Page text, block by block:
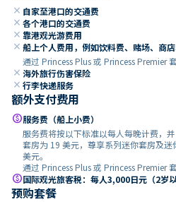
close 自家至港口的交通费
close 各个港口的交通费
close 靠港观光游费用
close 船上个人费用，例如饮料费、赌场、商
通过 Princess Plus 或 Princess Premier
close 海外旅行伤害保险
close 行李快递服务
额外支付费用
paid服务费（船上小费）
服务费将按以下标准以每人每晚计费，并
套房为 19 美元，尊享系列迷你套房及
美元。
通过 Princess Plus 或 Princess Premier
paid国际观光旅客税：每人3,000日元（2岁
预购套餐